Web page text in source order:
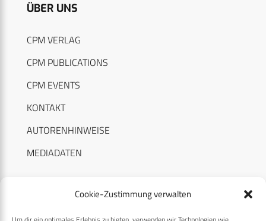
Cookie-Zustimmung verwalten
ÜBER UNS
CPM VERLAG
CPM PUBLICATIONS
CPM EVENTS
KONTAKT
AUTORENHINWEISE
MEDIADATEN